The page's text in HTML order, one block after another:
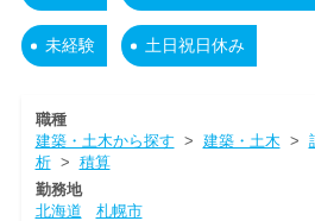
未経験 土日祝日休み
職種
建築・土木から探す > 建築・土木 >
析> 積算
勤務地
北海道
札幌市